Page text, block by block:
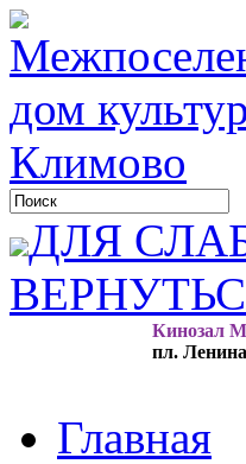
ДЛЯ
Кинозал
пл.
Главная